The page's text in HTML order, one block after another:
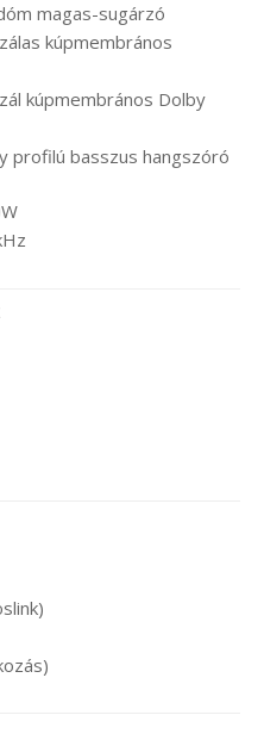
magas-sugárzó
kúpmembrános
kúpmembrános Dolby
profilú basszus hangszóró